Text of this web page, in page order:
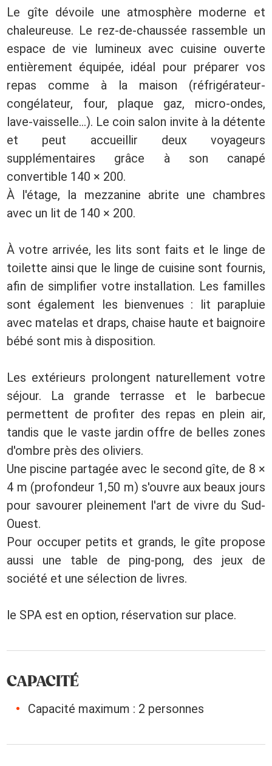
Le gîte dévoile une atmosphère moderne et
chaleureuse. Le rez-de-chaussée rassemble un
espace de vie lumineux avec cuisine ouverte
entièrement équipée, idéal pour préparer vos
repas comme à la maison (réfrigérateur-
congélateur, four, plaque gaz, micro-ondes,
lave-vaisselle...). Le coin salon invite à la détente
et peut accueillir deux voyageurs
supplémentaires grâce à son canapé
convertible 140 × 200.
À l'étage, la mezzanine abrite une chambres
avec un lit de 140 × 200.
À votre arrivée, les lits sont faits et le linge de
toilette ainsi que le linge de cuisine sont fournis,
afin de simplifier votre installation. Les familles
sont également les bienvenues : lit parapluie
avec matelas et draps, chaise haute et baignoire
bébé sont mis à disposition.
Les extérieurs prolongent naturellement votre
séjour. La grande terrasse et le barbecue
permettent de profiter des repas en plein air,
tandis que le vaste jardin offre de belles zones
d'ombre près des oliviers.
Une piscine partagée avec le second gîte, de 8 ×
4 m (profondeur 1,50 m) s'ouvre aux beaux jours
pour savourer pleinement l'art de vivre du Sud-
Ouest.
Pour occuper petits et grands, le gîte propose
aussi une table de ping-pong, des jeux de
société et une sélection de livres.
le SPA est en option, réservation sur place.
CAPACITÉ
Capacité maximum : 2 personnes